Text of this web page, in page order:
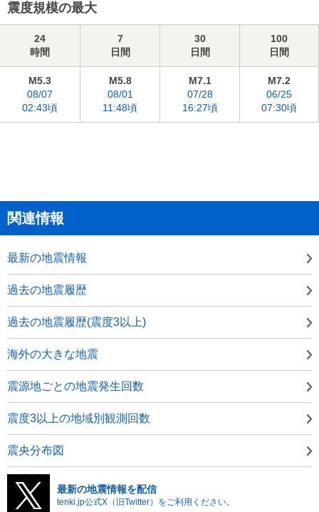
震度規模の最大
24
時間
7
日間
30
日間
100
日間
M5.3
08/07
02:43頃
M5.8
08/01
11:48頃
M7.1
07/28
16:27頃
M7.2
06/25
07:30頃
関連情報
最新の地震情報
過去の地震履歴
過去の地震履歴(震度3以上)
海外の大きな地震
震源地ごとの地震発生回数
震度3以上の地域別観測回数
震央分布図
最新の地震情報を配信
tenki.jp公式X（旧Twitter）をご利用ください。